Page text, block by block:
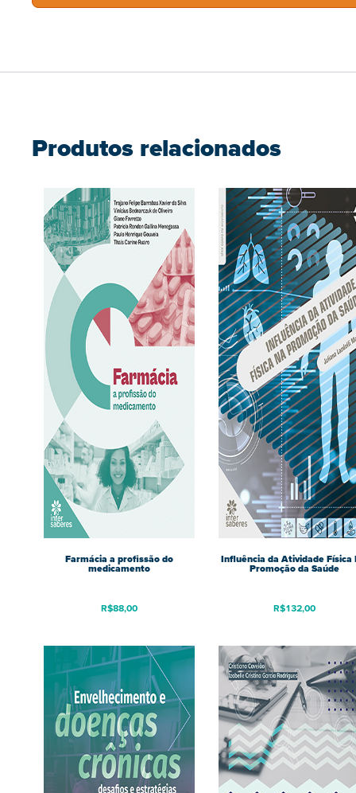
Produtos relacionados
Farmácia a profissão do
medicamento
R$88,00
Influência da Atividade Física
Promoção da Saúde
R$132,00